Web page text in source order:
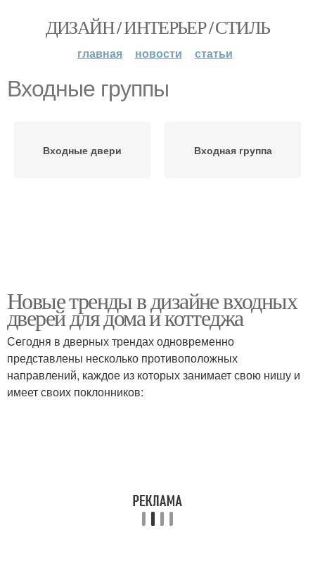
ДИЗАЙН / ИНТЕРЬЕР / СТИЛЬ
главная новости статьи
Входные группы
Входные двери Входная группа
Новые тренды в дизайне входных
дверей для дома и коттеджа
Сегодня в дверных трендах одновременно
представлены несколько противоположных
направлений, каждое из которых занимает свою нишу и
имеет своих поклонников: